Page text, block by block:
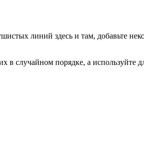
линий здесь и там, добавьте
случайном порядке, а используйте